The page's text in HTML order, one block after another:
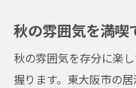
秋の雰囲気を満喫
秋の雰囲気を存分に楽
握ります。東大阪市の